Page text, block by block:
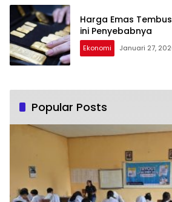
Harga Emas
ini Penyebabnya
Ekonomi Januari 27,
Popular Posts